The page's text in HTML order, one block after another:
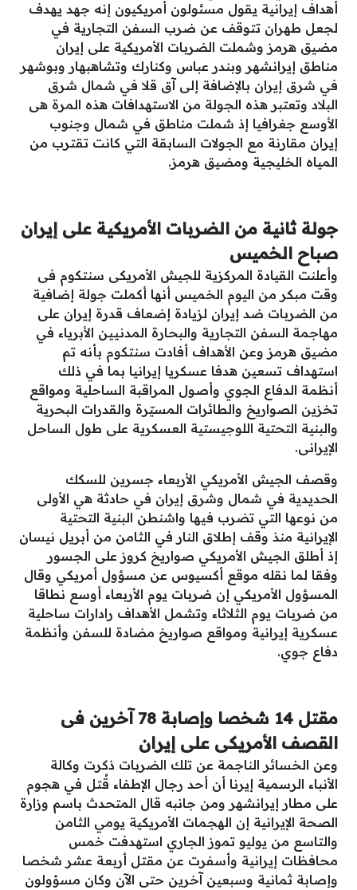
أهداف إيرانية يقول مسئولون أمريكيون إنه جهد يهدف
لجعل طهران تتوقف عن ضرب السفن التجارية في
مضيق هرمز وشملت الضربات الأمريكية على إيران
مناطق إيرانشهر وبندر عباس وكنارك وتشاهبهار وبوشهر
في شرق إيران بالإضافة إلى آق قلا في شمال شرق
البلاد وتعتبر هذه الجولة من الاستهدافات هذه المرة هى
الأوسع جغرافيا إذ شملت مناطق في شمال وجنوب
إيران مقارنة مع الجولات السابقة التي كانت تقترب من
المياه الخليجية ومضيق هرمز.
جولة ثانية من الضربات الأمريكية على إيران
صباح الخميس
وأعلنت القيادة المركزية للجيش الأمريكى سنتكوم فى
وقت مبكر من اليوم الخميس أنها أكملت جولة إضافية
من الضربات ضد إيران لزيادة إضعاف قدرة إيران على
مهاجمة السفن التجارية والبحارة المدنيين الأبرياء في
مضيق هرمز وعن الأهداف أفادت سنتكوم بأنه تم
استهداف تسعين هدفا عسكريا إيرانيا بما في ذلك
أنظمة الدفاع الجوي وأصول المراقبة الساحلية ومواقع
تخزين الصواريخ والطائرات المسيّرة والقدرات البحرية
والبنية التحتية اللوجيستية العسكرية على طول الساحل
الإيرانى.
وقصف الجيش الأمريكي الأربعاء جسرين للسكك
الحديدية في شمال وشرق إيران في حادثة هي الأولى
من نوعها التي تضرب فيها واشنطن البنية التحتية
الإيرانية منذ وقف إطلاق النار في الثامن من أبريل نيسان
إذ أطلق الجيش الأمريكي صواريخ كروز على الجسور
وفقا لما نقله موقع أكسيوس عن مسؤول أمريكي وقال
المسؤول الأمريكي إن ضربات يوم الأربعاء أوسع نطاقا
من ضربات يوم الثلاثاء وتشمل الأهداف رادارات ساحلية
عسكرية إيرانية ومواقع صواريخ مضادة للسفن وأنظمة
دفاع جوي.
مقتل 14 شخصا وإصابة 78 آخرين فى
القصف الأمريكى على إيران
وعن الخسائر الناجمة عن تلك الضربات ذكرت وكالة
الأنباء الرسمية إيرنا أن أحد رجال الإطفاء قُتل في هجوم
على مطار إيرانشهر ومن جانبه قال المتحدث باسم وزارة
الصحة الإيرانية إن الهجمات الأمريكية يومي الثامن
والتاسع من يوليو تموز الجاري استهدفت خمس
محافظات إيرانية وأسفرت عن مقتل أربعة عشر شخصا
وإصابة ثمانية وسبعين آخرين حتى الآن وكان مسؤولون